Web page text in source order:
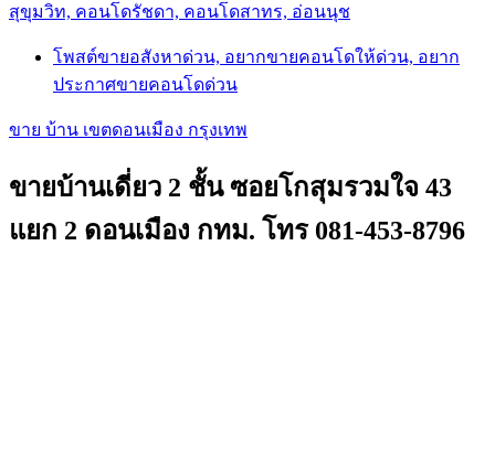
สุขุมวิท, คอนโดรัชดา, คอนโดสาทร, อ่อนนุช
โพสต์ขายอสังหาด่วน, อยากขายคอนโดให้ด่วน, อยาก
ประกาศขายคอนโดด่วน
ขาย บ้าน เขตดอนเมือง กรุงเทพ
ขายบ้านเดี่ยว 2 ชั้น ซอยโกสุมรวมใจ 43
แยก 2 ดอนเมือง กทม. โทร 081-453-8796